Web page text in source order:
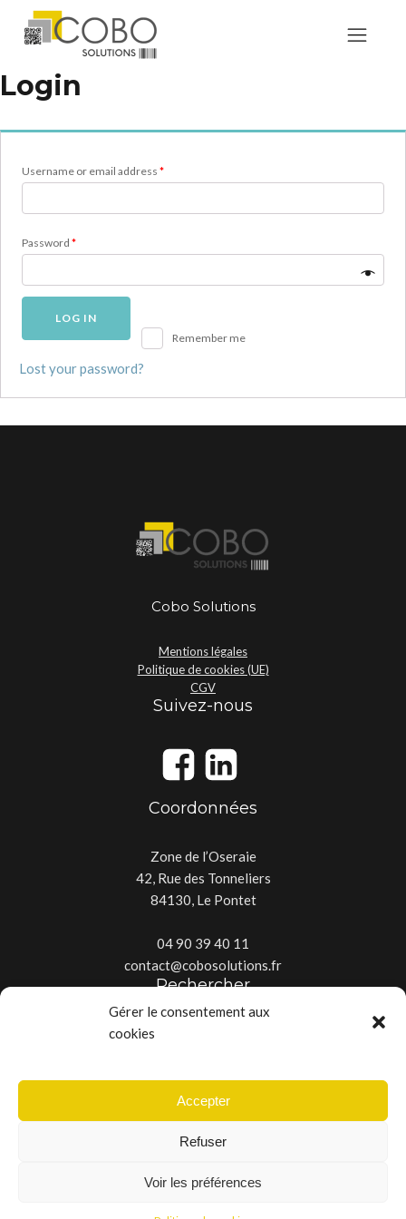
Gérer le consentement aux
cookies
Accepter
Refuser
Voir les préférences
Login
Username or email address *
Password *
Remember me
LOG IN
Lost your password?
Cobo Solutions
Mentions légales
Politique de cookies (UE)
CGV
Suivez-nous
Coordonnées
Zone de l’Oseraie
42, Rue des Tonneliers
84130, Le Pontet
04 90 39 40 11
contact@cobosolutions.fr
Rechercher
Digitale